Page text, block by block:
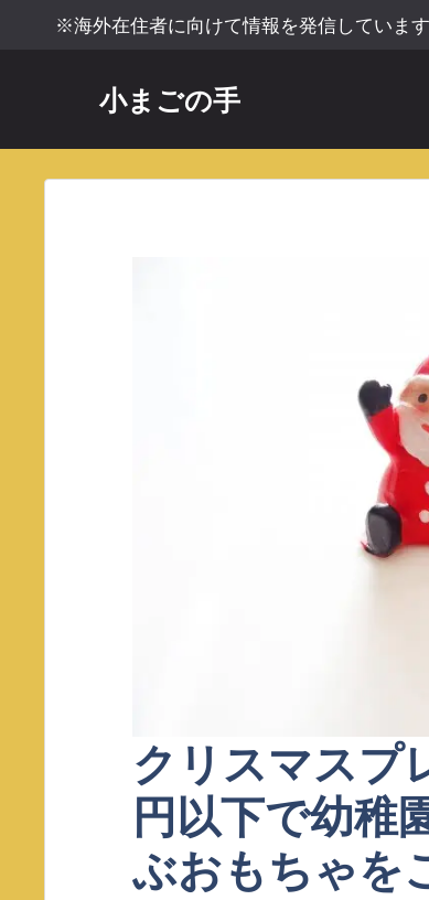
へ
※海外在住者に向けて情報を発信しています
小まごの手
クリスマスプ
円以下で幼稚
ぶおもちゃを